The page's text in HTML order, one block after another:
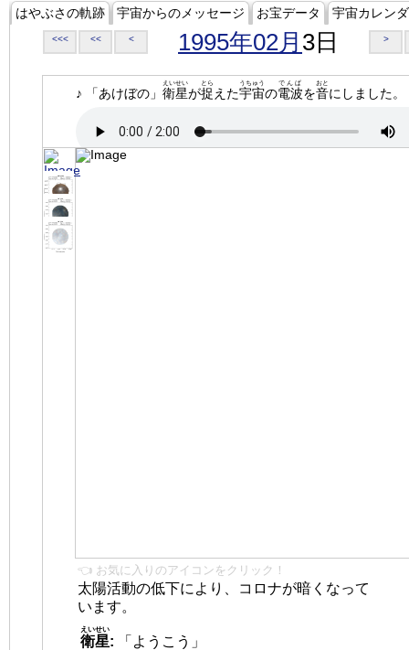
はやぶさの軌跡 宇宙からのメッセージ お宝データ 宇宙カレン
<<< << < 1995年02月 3日 >
♪ 「あけぼの」 衛星
えいせい
が捉
とら
えた宇宙
うちゅう
の電波
でんぱ
を音
おと
にしました。
👈 お気に入りのアイコンをクリック！
太陽活動の低下により、コロナが暗くなって
います。
衛星
えいせい
:
「ようこう」